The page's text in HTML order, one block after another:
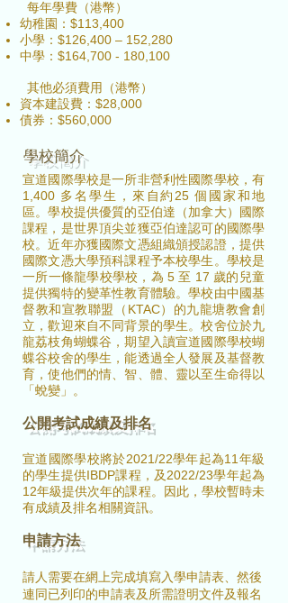
每年學費（港幣）
幼稚園：$113,400
小學：$126,400 – 152,280
中學：$164,700 - 180,100
其他必須費用（港幣）
資本建設費：$28,000
債券：$560,000
學校簡介
宣道國際學校是一所非營利性國際學校，有
1,400 多名學生，來自約25 個國家和地
區。學校提供優質的亞伯達（加拿大）國際
課程，是世界頂尖並獲亞伯達認可的國際學
校。近年亦獲國際文憑組織頒授認證，提供
國際文憑大學預科課程予本校學生。學校是
一所一條龍學校學校，為 5 至 17 歲的兒童
提供獨特的變革性教育體驗。學校由中國基
督教和宣教聯盟（KTAC）的九龍塘教會創
立，歡迎來自不同背景的學生。校舍位於九
龍荔枝角蝴蝶谷，期望入讀宣道國際學校蝴
蝶谷校舍的學生，能透過全人發展及基督教
育，使他們的情、智、體、靈以至生命得以
「蛻變」。
公開考試成績及排名
宣道國際學校將於2021/22學年起為11年級
的學生提供IBDP課程，及2022/23學年起為
12年級提供次年的課程。因此，學校暫時未
有成績及排名相關資訊。
申請方法
請人需要在網上完成填寫入學申請表、然後
連同已列印的申請表及所需證明文件及報名